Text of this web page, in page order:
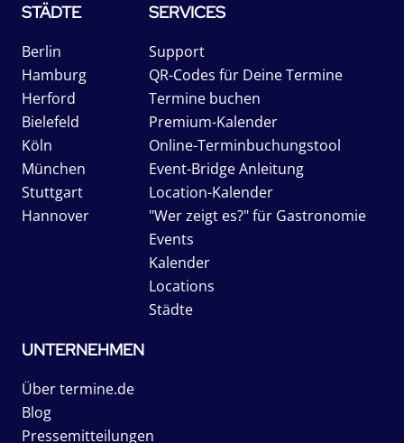
STÄDTE
Berlin
Hamburg
Herford
Bielefeld
Köln
München
Stuttgart
Hannover
SERVICES
Support
QR-Codes für Deine Termine
Termine buchen
Premium-Kalender
Online-Terminbuchungstool
Event-Bridge Anleitung
Location-Kalender
"Wer zeigt es?" für Gastronomie
Events
Kalender
Locations
Städte
UNTERNEHMEN
Über termine.de
Blog
Pressemitteilungen